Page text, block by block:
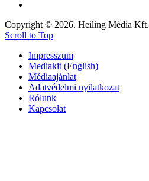
Copyright © 2026. Heiling Média Kft.
Scroll to Top
Impresszum
Mediakit (English)
Médiaajánlat
Adatvédelmi nyilatkozat
Rólunk
Kapcsolat